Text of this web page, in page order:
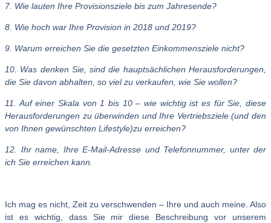
7. Wie lauten Ihre Provisionsziele bis zum Jahresende?
8. Wie hoch war Ihre Provision in 2018 und 2019?
9. Warum erreichen Sie die gesetzten Einkommensziele nicht?
10. Was denken Sie, sind die hauptsächlichen Herausforderungen,
die Sie davon abhalten, so viel zu verkaufen, wie Sie wollen?
11. Auf einer Skala von 1 bis 10 – wie wichtig ist es für Sie, diese
Herausforderungen zu überwinden und Ihre Vertriebsziele (und den
von Ihnen gewünschten Lifestyle)zu erreichen?
12. Ihr name, Ihre E-Mail-Adresse und Telefonnummer, unter der
ich Sie erreichen kann.
Ich mag es nicht, Zeit zu verschwenden – Ihre und auch meine. Also
ist es wichtig, dass Sie mir diese Beschreibung vor unserem